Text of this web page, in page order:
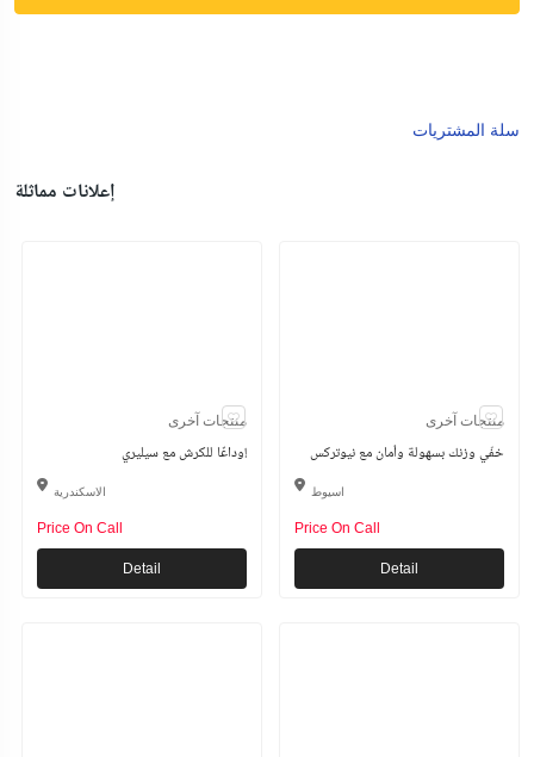
سلة المشتريات
إعلانات مماثلة
منتجات آخرى
وداعًا للكرش مع سيليري!
الاسكندرية
Price On Call
Detail
منتجات آخرى
خفّي وزنك بسهولة وأمان مع نيوتركس
اسيوط
Price On Call
Detail